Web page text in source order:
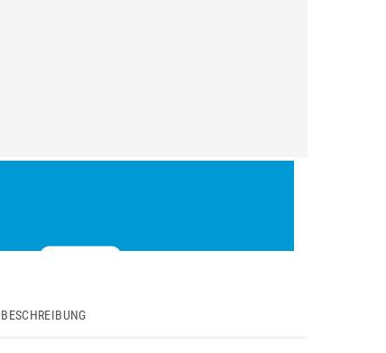
BESCHREIBUNG